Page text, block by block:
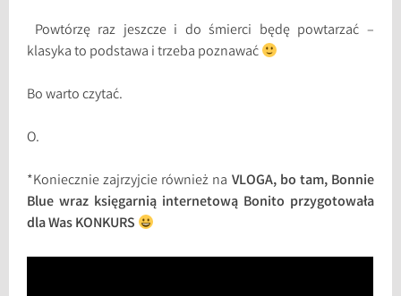
Powtórzę raz jeszcze i do śmierci będę powtarzać –
klasyka to podstawa i trzeba poznawać
Bo warto czytać.
O.
*Koniecznie zajrzyjcie również na VLOGA, bo tam, Bonnie
Blue wraz księgarnią internetową Bonito przygotowała
dla Was KONKURS